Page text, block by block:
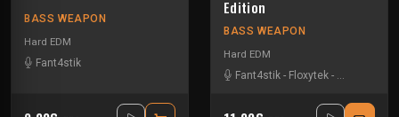
BASS WEAPON
Hard EDM
Fant4stik
Edition
BASS WEAPON
Hard EDM
Fant4stik - Floxytek - Guigoo